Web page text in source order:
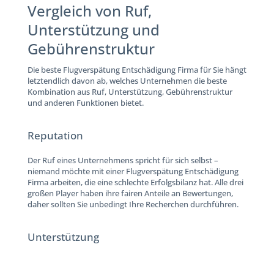
Vergleich von Ruf,
Unterstützung und
Gebührenstruktur
Die beste Flugverspätung Entschädigung Firma für Sie hängt
letztendlich davon ab, welches Unternehmen die beste
Kombination aus Ruf, Unterstützung, Gebührenstruktur
und anderen Funktionen bietet.
Reputation
Der Ruf eines Unternehmens spricht für sich selbst –
niemand möchte mit einer Flugverspätung Entschädigung
Firma arbeiten, die eine schlechte Erfolgsbilanz hat. Alle drei
großen Player haben ihre fairen Anteile an Bewertungen,
daher sollten Sie unbedingt Ihre Recherchen durchführen.
Unterstützung